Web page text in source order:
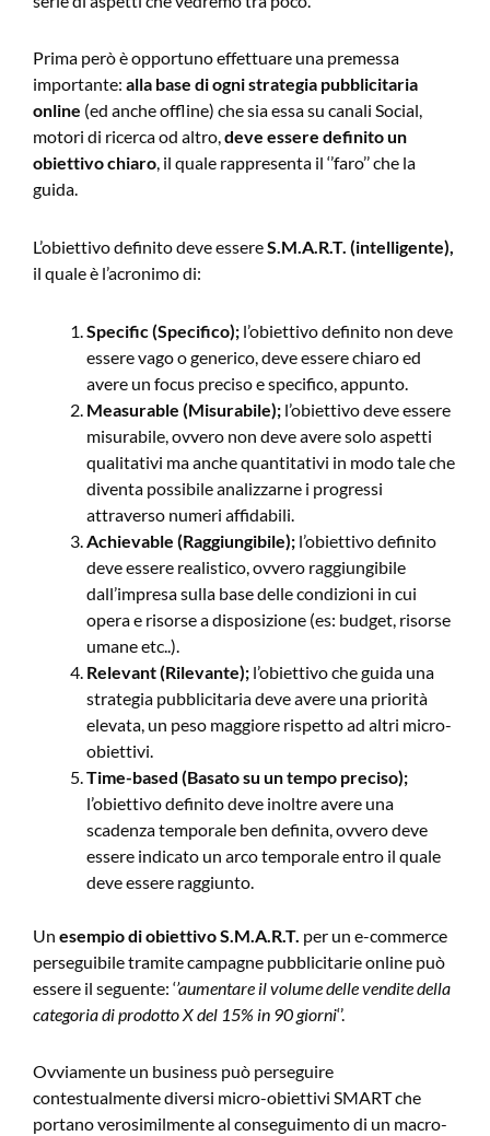
Prima però è opportuno effettuare una premessa
importante: alla base di ogni strategia pubblicitaria
online (ed anche offline) che sia essa su canali Social,
motori di ricerca od altro,deve essere definito un
obiettivo chiaro, il quale rappresenta il ‘’faro’’ che la
guida.
L’obiettivo definito deve essereS.M.A.R.T. (intelligente),
il quale è l’acronimo di:
Specific (Specifico); l’obiettivo definito non deve
essere vago o generico, deve essere chiaro ed
avere un focus preciso e specifico, appunto.
Measurable (Misurabile); l’obiettivo deve essere
misurabile, ovvero non deve avere solo aspetti
qualitativi ma anche quantitativi in modo tale che
diventa possibile analizzarne i progressi
attraverso numeri affidabili.
Achievable (Raggiungibile); l’obiettivo definito
deve essere realistico, ovvero raggiungibile
dall’impresa sulla base delle condizioni in cui
opera e risorse a disposizione (es: budget, risorse
umane etc..).
Relevant (Rilevante); l’obiettivo che guida una
strategia pubblicitaria deve avere una priorità
elevata, un peso maggiore rispetto ad altri micro-
obiettivi.
Time-based (Basato su un tempo preciso);
l’obiettivo definito deve inoltre avere una
scadenza temporale ben definita, ovvero deve
essere indicato un arco temporale entro il quale
deve essere raggiunto.
Un esempio di obiettivo S.M.A.R.T. per un e-commerce
perseguibile tramite campagne pubblicitarie online può
essere il seguente: ‘’aumentare il volume delle vendite della
categoria di prodotto X del 15% in 90 giorni‘’.
Ovviamente un business può perseguire
contestualmente diversi micro-obiettivi SMART che
portano verosimilmente al conseguimento di un macro-